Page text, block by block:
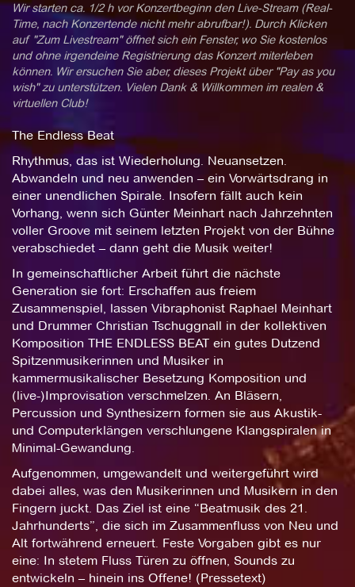
Wir starten ca. 1/2 h vor Konzertbeginn den Live-Stream (Real-
Time, nach Konzertende nicht mehr abrufbar!). Durch Klicken
auf "Zum Livestream" öffnet sich ein Fenster, wo Sie kostenlos
und ohne irgendeine Registrierung das Konzert miterleben
können. Wir ersuchen Sie aber, dieses Projekt über "Pay as you
wish" zu unterstützen. Vielen Dank & Willkommen im realen &
virtuellen Club!
The Endless Beat
Rhythmus, das ist Wiederholung. Neuansetzen.
Abwandeln und neu anwenden – ein Vorwärtsdrang in
einer unendlichen Spirale. Insofern fällt auch kein
Vorhang, wenn sich Günter Meinhart nach Jahrzehnten
voller Groove mit seinem letzten Projekt von der Bühne
verabschiedet – dann geht die Musik weiter!
In gemeinschaftlicher Arbeit führt die nächste
Generation sie fort: Erschaffen aus freiem
Zusammenspiel, lassen Vibraphonist Raphael Meinhart
und Drummer Christian Tschuggnall in der kollektiven
Komposition THE ENDLESS BEAT ein gutes Dutzend
Spitzenmusikerinnen und Musiker in
kammermusikalischer Besetzung Komposition und
(live-)Improvisation verschmelzen. An Bläsern,
Percussion und Synthesizern formen sie aus Akustik-
und Computerklängen verschlungene Klangspiralen in
Minimal-Gewandung.
Aufgenommen, umgewandelt und weitergeführt wird
dabei alles, was den Musikerinnen und Musikern in den
Fingern juckt. Das Ziel ist eine “Beatmusik des 21.
Jahrhunderts”, die sich im Zusammenfluss von Neu und
Alt fortwährend erneuert. Feste Vorgaben gibt es nur
eine: In stetem Fluss Türen zu öffnen, Sounds zu
entwickeln – hinein ins Offene! (Pressetext)